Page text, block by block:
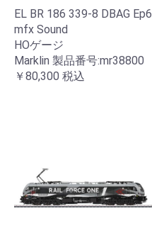
EL BR 186 339-8 DBAG Ep6
mfx Sound
HOゲージ
Marklin 製品番号:mr38800
￥80,300 税込